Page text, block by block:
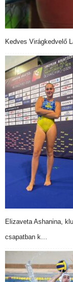
Kedves Virágkedvelő
Elizaveta Ashanina,
csapatban k…